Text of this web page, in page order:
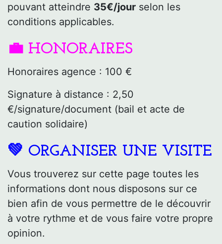
pouvant atteindre 35€/jour selon les
conditions applicables.
💼 HONORAIRES
Honoraires agence : 100 €
Signature à distance : 2,50
€/signature/document (bail et acte de
caution solidaire)
💚 ORGANISER UNE VISITE
Vous trouverez sur cette page toutes les
informations dont nous disposons sur ce
bien afin de vous permettre de le découvrir
à votre rythme et de vous faire votre propre
opinion.